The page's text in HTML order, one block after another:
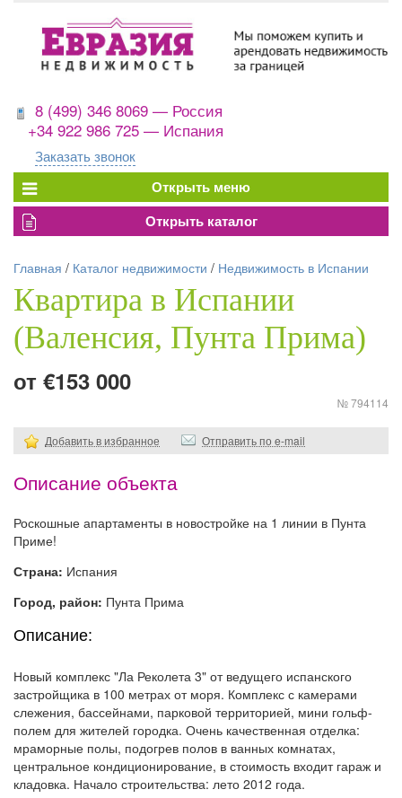
8 (499) 346 8069 — Россия
+34 922 986 725 — Испания
Заказать звонок
Главная / Каталог недвижимости / Недвижимость в Испании
Квартира в Испании
(Валенсия, Пунта Прима)
от €153 000
№ 794114
Добавить в избранное Отправить по e-mail
Описание объекта
Роскошные апартаменты в новостройке на 1 линии в Пунта
Приме!
Страна: Испания
Город, район: Пунта Прима
Описание:
Новый комплекс "Ла Реколета 3" от ведущего испанского
застройщика в 100 метрах от моря. Комплекс с камерами
слежения, бассейнами, парковой территорией, мини гольф-
полем для жителей городка. Очень качественная отделка:
мраморные полы, подогрев полов в ванных комнатах,
центральное кондиционирование, в стоимость входит гараж и
кладовка. Начало строительства: лето 2012 года.